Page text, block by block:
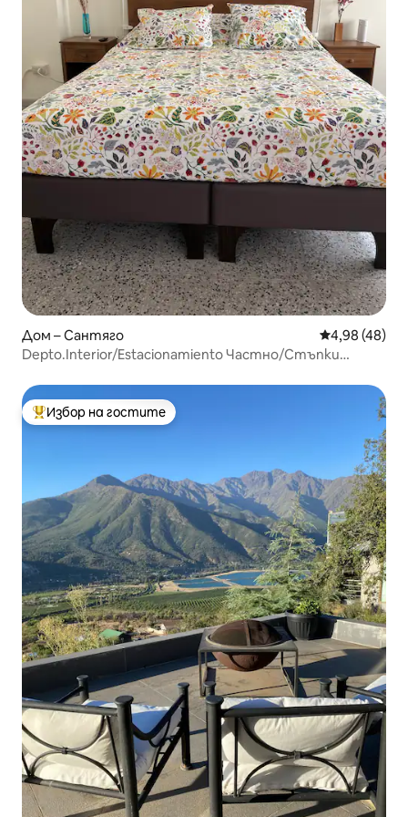
Дом – Сантяго Средна
4,98 (48)
Depto.Interior/Estacionamiento Частно/Стъпки
Най-популярен избор на гостите
Избор на гостите